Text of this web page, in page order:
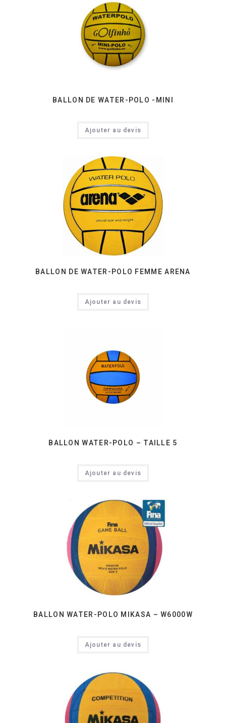
BALLON DE WATER-POLO -MINI
Ajouter au devis
BALLON DE WATER-POLO FEMME ARENA
Ajouter au devis
BALLON WATER-POLO – TAILLE 5
Ajouter au devis
BALLON WATER-POLO MIKASA – W6000W
Ajouter au devis